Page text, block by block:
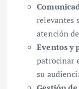
relevantes
atención
Eventos y
patrocinar
su